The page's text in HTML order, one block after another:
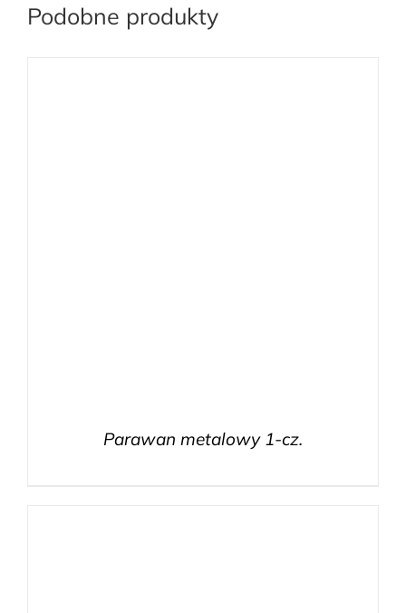
Podobne produkty
Parawan metalowy 1-cz.